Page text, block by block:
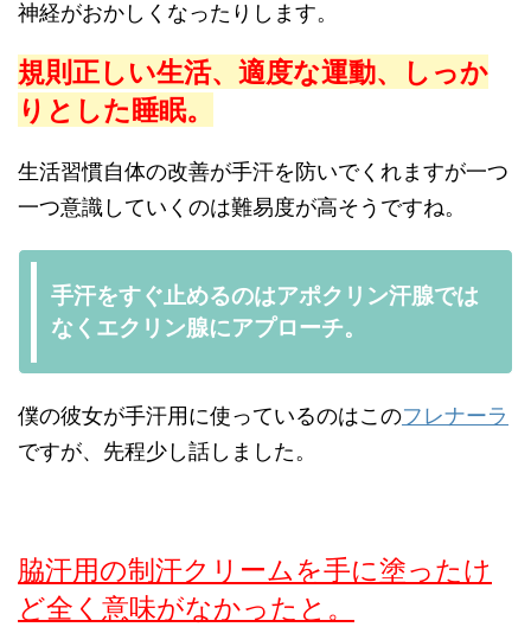
神経がおかしくなったりします。
規則正しい生活、適度な運動、しっか
りとした睡眠。
生活習慣自体の改善が手汗を防いでくれますが一つ
一つ意識していくのは難易度が高そうですね。
手汗をすぐ止めるのはアポクリン汗腺では
なくエクリン腺にアプローチ。
僕の彼女が手汗用に使っているのはこのフレナーラ
ですが、先程少し話しました。
脇汗用の制汗クリームを手に塗ったけ
ど全く意味がなかったと。